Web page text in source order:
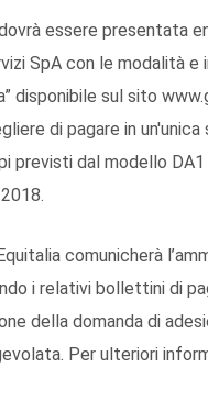
essere presentata
SpA con le modalità
disponibile sul sito
di pagare in
previsti dal modello DA1
comunicherà
i relativi bollettini di
della domanda di
Per ulteriori